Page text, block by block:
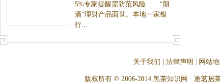
5%专家提醒需防范风险 “期
酒”理财产品面世。本地一家银
行...
关于我们 法律声明 网站
版权所有 © 2006-2014 黑茶知识网 · 雅茗居